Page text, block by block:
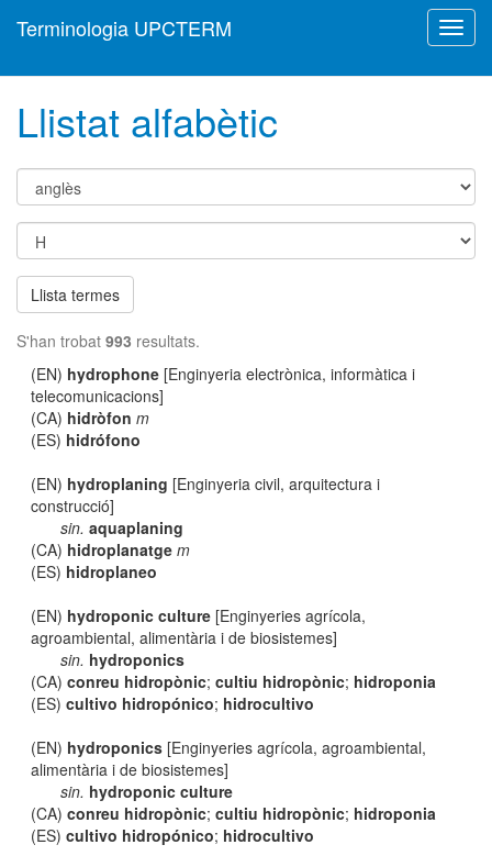
Terminologia UPCTERM
Llistat alfabètic
Llista termes
S'han trobat 993 resultats.
(EN) hydrophone [Enginyeria electrònica, informàtica i
telecomunicacions]
(CA) hidròfon m
(ES) hidrófono
(EN) hydroplaning [Enginyeria civil, arquitectura i
construcció]
sin. aquaplaning
(CA) hidroplanatge m
(ES) hidroplaneo
(EN) hydroponic culture [Enginyeries agrícola,
agroambiental, alimentària i de biosistemes]
sin. hydroponics
(CA)conreu hidropònic;cultiu hidropònic; hidroponia
(ES)cultivo hidropónico; hidrocultivo
(EN) hydroponics [Enginyeries agrícola, agroambiental,
alimentària i de biosistemes]
sin. hydroponic culture
(CA)conreu hidropònic;cultiu hidropònic; hidroponia
(ES)cultivo hidropónico; hidrocultivo